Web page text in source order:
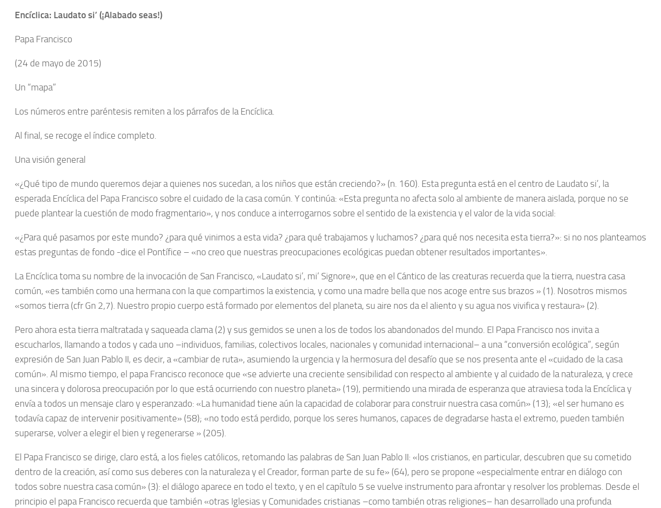
Encíclica: Laudato si’ (¡Alabado seas!)
Papa Francisco
(24 de mayo de 2015)
Un “mapa”
Los números entre paréntesis remiten a los párrafos de la Encíclica.
Al final, se recoge el índice completo.
Una visión general
«¿Qué tipo de mundo queremos dejar a quienes nos sucedan, a los niños que están creciendo?» (n. 160). Esta pregunta está en el centro de Laudato si’, la
esperada Encíclica del Papa Francisco sobre el cuidado de la casa común. Y continúa: «Esta pregunta no afecta solo al ambiente de manera aislada, porque no se
puede plantear la cuestión de modo fragmentario», y nos conduce a interrogarnos sobre el sentido de la existencia y el valor de la vida social:
«¿Para qué pasamos por este mundo? ¿para qué vinimos a esta vida? ¿para qué trabajamos y luchamos? ¿para qué nos necesita esta tierra?»: si no nos planteamos
estas preguntas de fondo -dice el Pontífice – «no creo que nuestras preocupaciones ecológicas puedan obtener resultados importantes».
La Encíclica toma su nombre de la invocación de San Francisco, «Laudato si’, mi’ Signore», que en el Cántico de las creaturas recuerda que la tierra, nuestra casa
común, «es también como una hermana con la que compartimos la existencia, y como una madre bella que nos acoge entre sus brazos » (1). Nosotros mismos
«somos tierra (cfr Gn 2,7). Nuestro propio cuerpo está formado por elementos del planeta, su aire nos da el aliento y su agua nos vivifica y restaura» (2).
Pero ahora esta tierra maltratada y saqueada clama (2) y sus gemidos se unen a los de todos los abandonados del mundo. El Papa Francisco nos invita a
escucharlos, llamando a todos y cada uno –individuos, familias, colectivos locales, nacionales y comunidad internacional– a una “conversión ecológica”, según
expresión de San Juan Pablo II, es decir, a «cambiar de ruta», asumiendo la urgencia y la hermosura del desafío que se nos presenta ante el «cuidado de la casa
común». Al mismo tiempo, el papa Francisco reconoce que «se advierte una creciente sensibilidad con respecto al ambiente y al cuidado de la naturaleza, y crece
una sincera y dolorosa preocupación por lo que está ocurriendo con nuestro planeta» (19), permitiendo una mirada de esperanza que atraviesa toda la Encíclica y
envía a todos un mensaje claro y esperanzado: «La humanidad tiene aún la capacidad de colaborar para construir nuestra casa común» (13); «el ser humano es
todavía capaz de intervenir positivamente» (58); «no todo está perdido, porque los seres humanos, capaces de degradarse hasta el extremo, pueden también
superarse, volver a elegir el bien y regenerarse » (205).
El Papa Francisco se dirige, claro está, a los fieles católicos, retomando las palabras de San Juan Pablo II: «los cristianos, en particular, descubren que su cometido
dentro de la creación, así como sus deberes con la naturaleza y el Creador, forman parte de su fe» (64), pero se propone «especialmente entrar en diálogo con
todos sobre nuestra casa común» (3): el diálogo aparece en todo el texto, y en el capítulo 5 se vuelve instrumento para afrontar y resolver los problemas. Desde el
principio el papa Francisco recuerda que también «otras Iglesias y Comunidades cristianas –como también otras religiones– han desarrollado una profunda